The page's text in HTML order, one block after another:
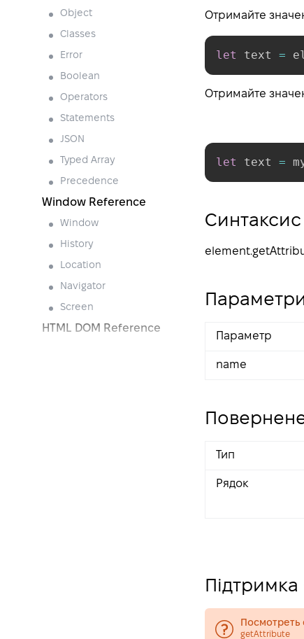
Object
Classes
Error
Boolean
Operators
Statements
JSON
Typed Array
Precedence
Window Reference
Window
History
Location
Navigator
Screen
HTML DOM Reference
Отримайте
let text =
Отримайте
let text =
Синтаксис
element
Параметр
name
Тип
Рядок
Посмотреть
getAttribute